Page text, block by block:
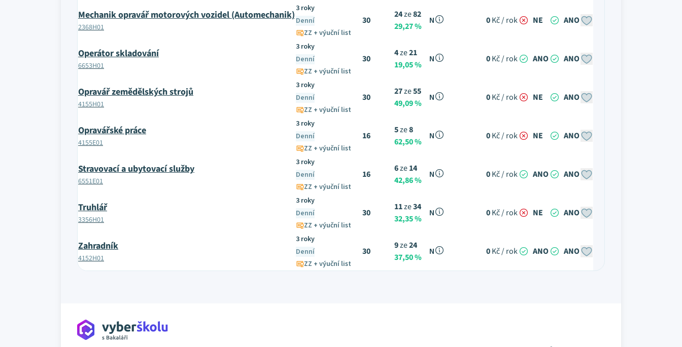
Mechanik opravář motorových vozidel (Automechanik)
2368H01
3 roky
Denní
ZZ + výuční list
30
24ze82
29,27 %
N 0Kč / rok NE ANO
Operátor skladování
6653H01
3 roky
Denní
ZZ + výuční list
30
4ze21
19,05 %
N 0Kč / rok ANO ANO
Opravář zemědělských strojů
4155H01
3 roky
Denní
ZZ + výuční list
30
27ze55
49,09 %
N 0Kč / rok NE ANO
Opravářské práce
4155E01
3 roky
Denní
ZZ + výuční list
16
5ze8
62,50 %
N 0Kč / rok NE ANO
Stravovací a ubytovací služby
6551E01
3 roky
Denní
ZZ + výuční list
16
6ze14
42,86 %
N 0Kč / rok ANO ANO
Truhlář
3356H01
3 roky
Denní
ZZ + výuční list
30
11ze34
32,35 %
N 0Kč / rok NE ANO
Zahradník
4152H01
3 roky
Denní
ZZ + výuční list
30
9ze24
37,50 %
N 0Kč / rok ANO ANO